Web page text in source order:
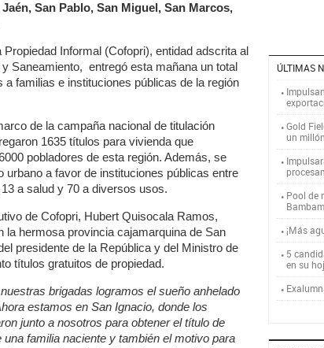
San Pablo, San Miguel, San Marcos,
Informal (Cofopri), entidad adscrita al
Saneamiento, entregó esta mañana un total
a familias e instituciones públicas de la región
de la campaña nacional de titulación
1635 títulos para vivienda que
pobladores de esta región. Además, se
urbano a favor de instituciones públicas entre
a salud y 70 a diversos usos.
de Cofopri, Hubert Quisocala Ramos,
la hermosa provincia cajamarquina de San
presidente de la República y del Ministro de
títulos gratuitos de propiedad.
brigadas logramos el sueño anhelado
estamos en San Ignacio, donde los
junto a nosotros para obtener el título de
familia naciente y también el motivo para
ÚLTIMAS
Gold
un
Pool de
¡Más
5
en su